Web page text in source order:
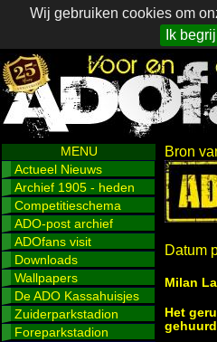
Wij gebruiken cookies om
Ik
MENU
Actueel Nieuws
Archief 1905 - heden
Competitieschema
ADO-post archief
ADOfans visit
Downloads
Wallpapers
De ADO Kassahuisjes
Zuiderparkstadion
Foreparkstadion
Bron
Datum
Milan
Het